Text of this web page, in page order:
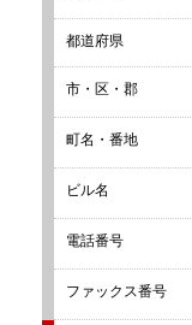
都道府県
市・区・郡
町名・番地
ビル名
電話番号
ファックス番号